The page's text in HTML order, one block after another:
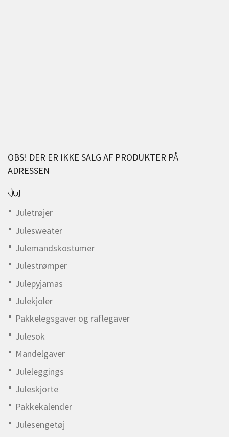
OBS! DER ER IKKE SALG AF PRODUKTER PÅ
ADRESSEN
Jul
Juletrøjer
Julesweater
Julemandskostumer
Julestrømper
Julepyjamas
Julekjoler
Pakkelegsgaver og raflegaver
Julesok
Mandelgaver
Juleleggings
Juleskjorte
Pakkekalender
Julesengetøj